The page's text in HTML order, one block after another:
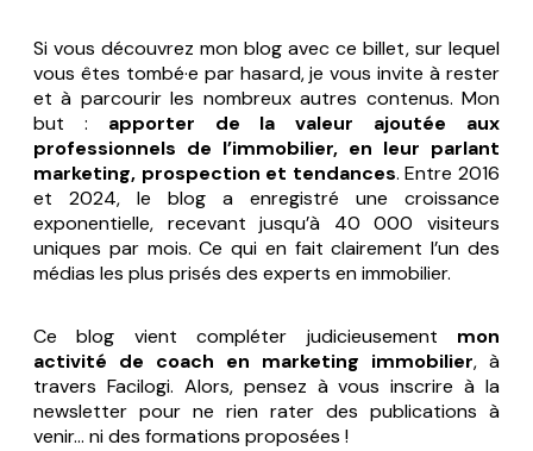
Si vous découvrez mon blog avec ce billet, sur lequel
vous êtes tombé·e par hasard, je vous invite à rester
et à parcourir les nombreux autres contenus. Mon
but : apporter de la valeur ajoutée aux
professionnels de l’immobilier, en leur parlant
marketing, prospection et tendances. Entre 2016
et 2024, le blog a enregistré une croissance
exponentielle, recevant jusqu’à 40 000 visiteurs
uniques par mois. Ce qui en fait clairement l’un des
médias les plus prisés des experts en immobilier.
Ce blog vient compléter judicieusement mon
activité de coach en marketing immobilier, à
travers Facilogi. Alors, pensez à vous inscrire à la
newsletter pour ne rien rater des publications à
venir… ni des formations proposées !